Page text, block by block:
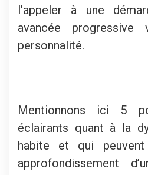
l’appeler à une
avancée
personnalité.
Mentionnons ici 5
éclairants quant à la
habite et qui
approfondissement